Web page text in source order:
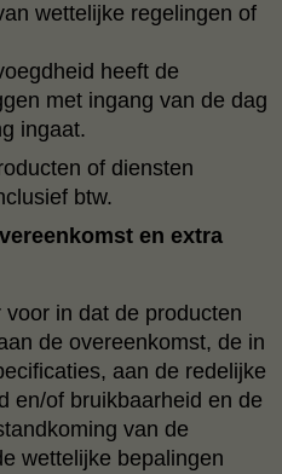
wettelijke regelingen of
heeft de
met ingang van de dag
ingaat.
of diensten
btw.
en extra
in dat de producten
de overeenkomst, de in
aan de redelijke
en/of bruikbaarheid en de
van de
wettelijke bepalingen